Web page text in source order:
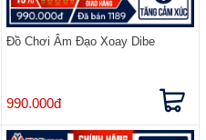
Đồ Chơi Âm Đạo Xoay Dibe
990.000đ